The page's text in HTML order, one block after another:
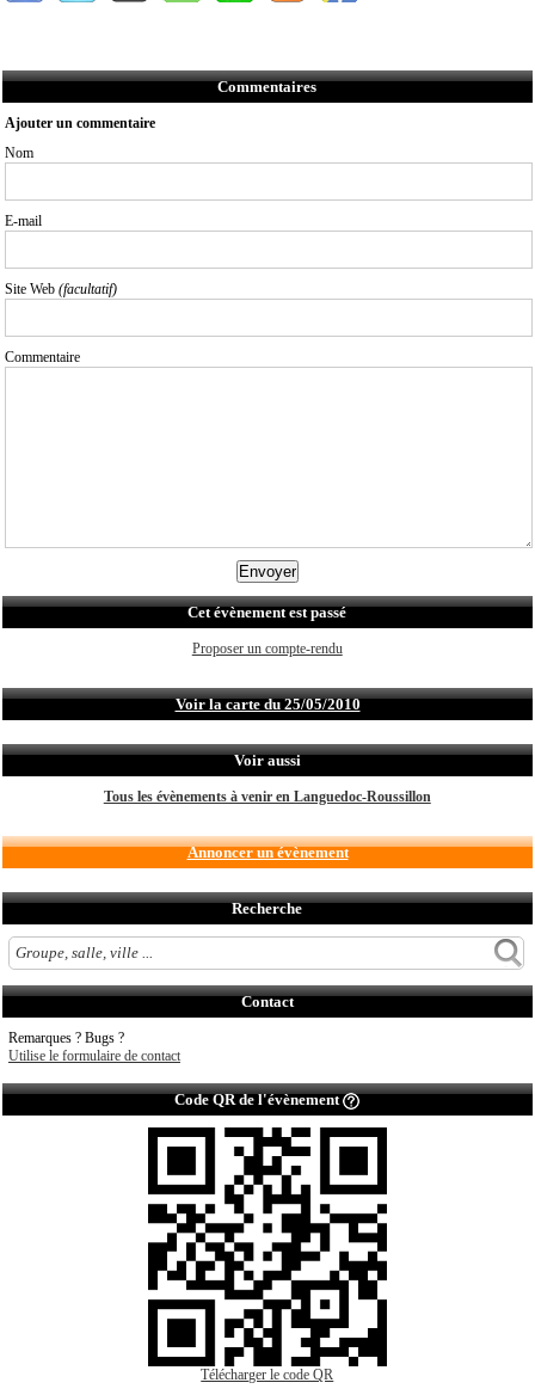
Commentaires
Ajouter un commentaire
Nom
E-mail
Site Web (facultatif)
Commentaire
Cet évènement est passé
Proposer un compte-rendu
Voir la carte du 25/05/2010
Voir aussi
Tous les évènements à venir en Languedoc-Roussillon
Annoncer un évènement
Recherche
Contact
Remarques ? Bugs ?
Utilise le formulaire de contact
Code QR de l'évènement
Télécharger le code QR